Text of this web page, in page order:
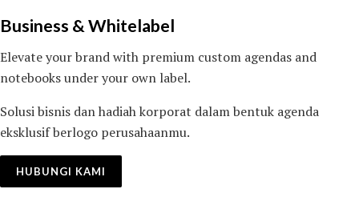
Business & Whitelabel
Elevate your brand with premium custom agendas and
notebooks under your own label.
Solusi bisnis dan hadiah korporat dalam bentuk agenda
eksklusif berlogo perusahaanmu.
HUBUNGI KAMI